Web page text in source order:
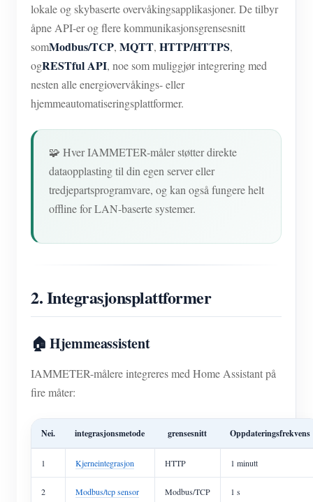
lokale og skybaserte overvåkingsapplikasjoner. De tilbyr
åpne API-er og flere kommunikasjonsgrensesnitt
somModbus/TCP, MQTT, HTTP/HTTPS,
ogRESTful API, noe som muliggjør integrering med
nesten alle energiovervåkings- eller
hjemmeautomatiseringsplattformer.
🧩 Hver IAMMETER-måler støtter direkte
dataopplasting til din egen server eller
tredjepartsprogramvare, og kan også fungere helt
offline for LAN-baserte systemer.
2. Integrasjonsplattformer
🏠 Hjemmeassistent
IAMMETER-målere integreres med Home Assistant på
fire måter:
Nei. integrasjonsmetode grensesnitt Oppdateringsfrekvens
1 Kjerneintegrasjon HTTP 1 minutt
2 Modbus/tcp sensor Modbus/TCP 1 s